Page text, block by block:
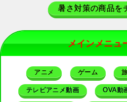
暑さ対策の商品を
メインメニュ
アニメ ゲーム
テレビアニメ動画 OVA動